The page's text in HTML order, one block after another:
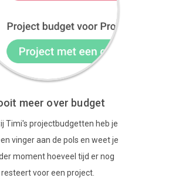
meer over budget
Timi's projectbudgetten heb je
vinger aan de pols en weet je
moment hoeveel tijd er nog
resteert voor een project.